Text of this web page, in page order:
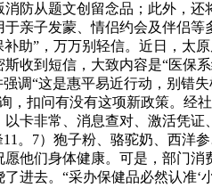
防从题文创留念品；此外，
亲子发蒙、情侣约会及伴侣
助”，万万别轻信。近日，
收到短信，大致内容是“医
调“这是惠平易近行动，别错
，扣问有没有这项新政策。
卡非常、消息查对、激活凭
。7）狍子粉、骆驼奶、西
他们身体健康。可是，部门
进去。“采办保健品必然认准